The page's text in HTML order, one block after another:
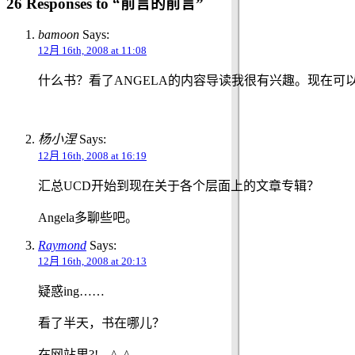
26 Responses to “前言的前言”
bamoon Says:
12月 16th, 2008 at 11:08
什么书？看了ANGELA的内容导读我很有兴趣。现在可
杨小涅Says:
12月 16th, 2008 at 16:19
汇总UCD开始到现在关于各个层面上的文章专辑？
Angela多聊些吧。
Raymond Says:
12月 16th, 2008 at 20:13
疑惑ing……
看了半天，书在哪儿？